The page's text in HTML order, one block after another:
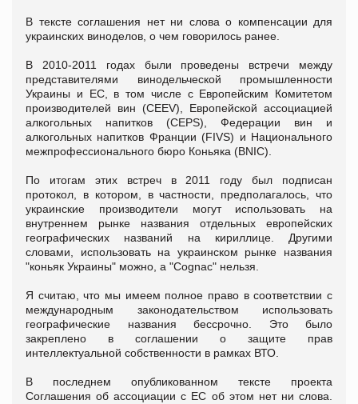
В тексте соглашения нет ни слова о компенсации для
украинских виноделов, о чем говорилось ранее.
В 2010-2011 годах были проведены встречи между
представителями винодельческой промышленности
Украины и ЕС, в том числе с Европейским Комитетом
производителей вин (CEEV), Европейской ассоциацией
алкогольных напитков (CEPS), Федерации вин и
алкогольных напитков Франции (FIVS) и Национального
межпрофессионального бюро Коньяка (BNIC).
По итогам этих встреч в 2011 году был подписан
протокол, в котором, в частности, предполагалось, что
украинские производители могут использовать на
внутреннем рынке названия отдельных европейских
географических названий на кириллице. Другими
словами, использовать на украинском рынке названия
"коньяк Украины" можно, а "Cognac" нельзя.
Я считаю, что мы имеем полное право в соответствии с
международным законодательством использовать
географические названия бессрочно. Это было
закреплено в соглашении о защите прав
интеллектуальной собственности в рамках ВТО.
В последнем опубликованном тексте проекта
Соглашения об ассоциации с ЕС об этом нет ни слова.